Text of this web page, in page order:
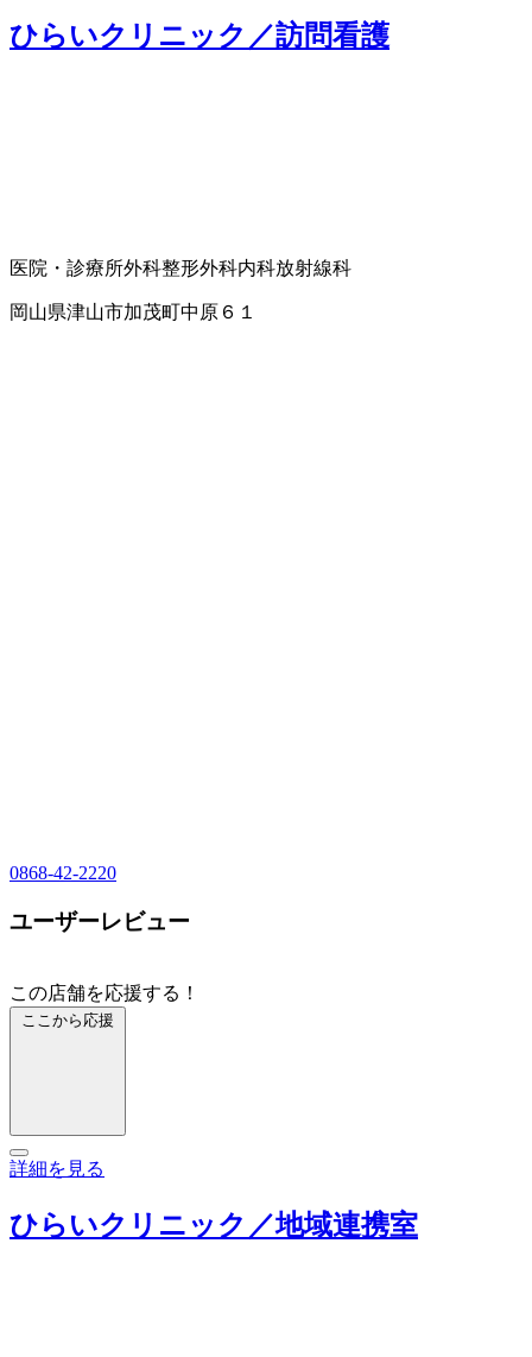
ひらいクリニック／訪問看護
医院・診療所外科整形外科内科放射線科
岡山県津山市加茂町中原６１
0868-42-2220
ユーザーレビュー
この店舗を応援する！
ここから応援
詳細を見る
ひらいクリニック／地域連携室